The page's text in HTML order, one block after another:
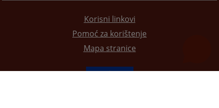
Korisni linkovi
Pomoć za korištenje
Mapa stranice